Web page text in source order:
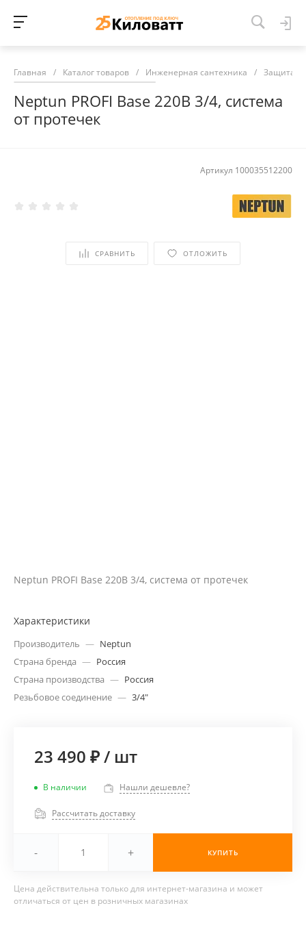
Главная / Каталог товаров / Инженерная сантехника / Защита
Neptun PROFI Base 220В 3/4, система
от протечек
Артикул 100035512200
СРАВНИТЬ ОТЛОЖИТЬ
Neptun PROFI Base 220В 3/4, система от протечек
Характеристики
Производитель — Neptun
Страна бренда — Россия
Страна производства — Россия
Резьбовое соединение — 3/4"
23 490 ₽/ шт
В наличии Нашли дешевле?
Рассчитать доставку
- + КУПИТЬ
Цена действительна только для интернет-магазина и может
отличаться от цен в розничных магазинах